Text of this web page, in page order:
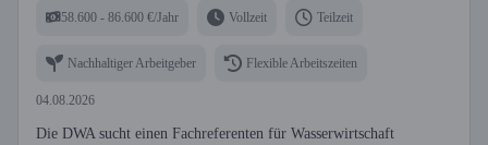
58.600 - 86.600 €/Jahr Vollzeit Teilzeit
Nachhaltiger Arbeitgeber Flexible Arbeitszeiten
04.08.2026
Die DWA sucht einen Fachreferenten für Wasserwirtschaft